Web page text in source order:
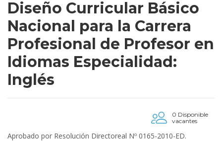
Diseño Curricular Básico
Nacional para la Carrera
Profesional de Profesor en
Idiomas Especialidad:
Inglés
0 Disponible
vacantes
Aprobado por Resolución Directoreal Nº 0165-2010-ED.